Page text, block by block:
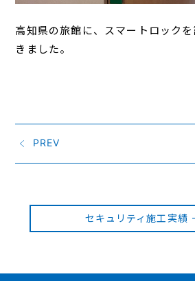
高知県の旅館に、スマートロック
きました。
PREV
セキュリティ施工実績